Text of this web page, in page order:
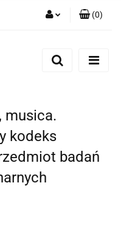
Zarejestruj się
(0)
musica.
kodeks
badań